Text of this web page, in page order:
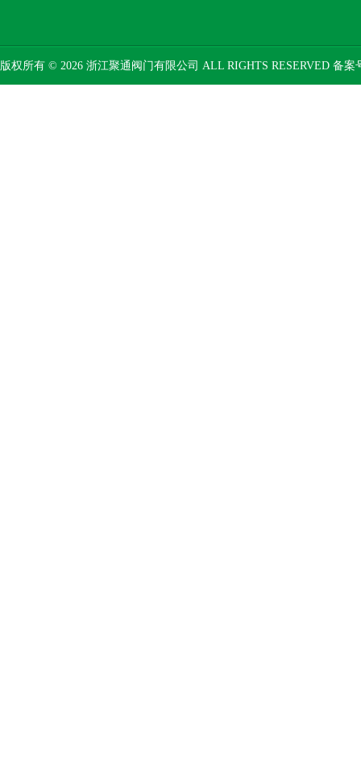
版权所有 © 2026 浙江聚通阀门有限公司 ALL RIGHTS RESERVED 备案